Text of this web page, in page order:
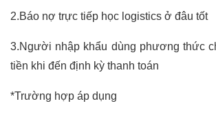
2.Báo nợ trực tiếp học logistics ở đâu tốt
3.Người nhập khẩu dùng phương thức
tiền khi đến định kỳ thanh toán
*Trường hợp áp dụng